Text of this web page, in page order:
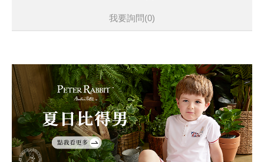
我要詢問(0)